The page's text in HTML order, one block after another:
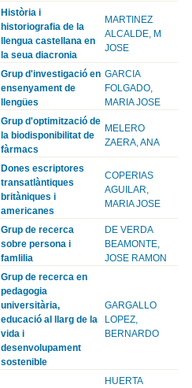
Història i
historiografia de la
llengua castellana en
la seua diacronia
MARTINEZ
ALCALDE, M
JOSE
Grup d'investigació en
ensenyament de
llengües
GARCIA
FOLGADO,
MARIA JOSE
Grup d'optimització de
la biodisponibilitat de
fàrmacs
MELERO
ZAERA, ANA
Dones escriptores
transatlàntiques
britàniques i
americanes
COPERIAS
AGUILAR,
MARIA JOSE
Grup de recerca
sobre persona i
famlilia
DE VERDA
BEAMONTE,
JOSE RAMON
Grup de recerca en
pedagogia
universitària,
educació al llarg de la
vida i
desenvolupament
sostenible
GARGALLO
LOPEZ,
BERNARDO
HUERTA